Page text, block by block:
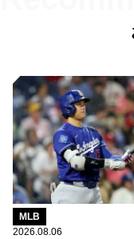
MLB
2026.08.06